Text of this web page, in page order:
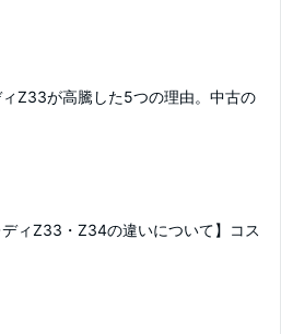
Z33が高騰した5つの理由。中古の
ディZ33・Z34の違いについて】コス